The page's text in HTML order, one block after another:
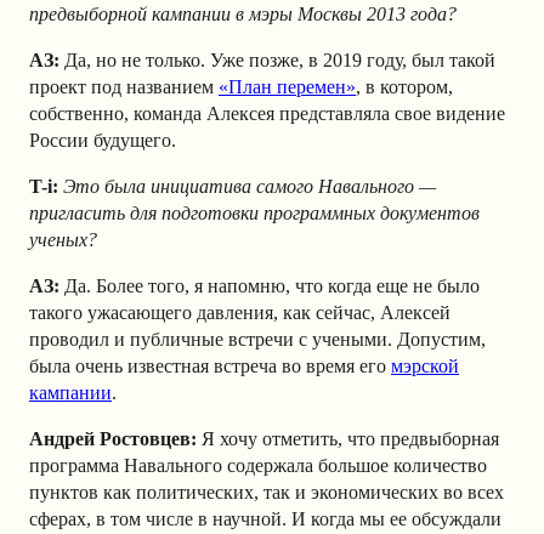
предвыборной кампании в мэры Москвы 2013 года?
АЗ: Да, но не только. Уже позже, в 2019 году, был такой
проект под названием «План перемен», в котором,
собственно, команда Алексея представляла свое видение
России будущего.
T-i: Это была инициатива самого Навального —
пригласить для подготовки программных документов
ученых?
АЗ: Да. Более того, я напомню, что когда еще не было
такого ужасающего давления, как сейчас, Алексей
проводил и публичные встречи с учеными. Допустим,
была очень известная встреча во время его мэрской
кампании.
Андрей Ростовцев: Я хочу отметить, что предвыборная
программа Навального содержала большое количество
пунктов как политических, так и экономических во всех
сферах, в том числе в научной. И когда мы ее обсуждали